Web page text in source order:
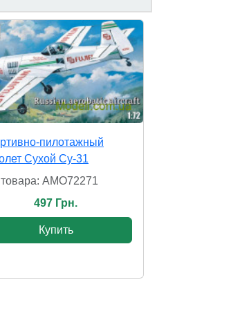
пилотажный
Сухой Су-31
AMO72271
497 Грн.
Купить